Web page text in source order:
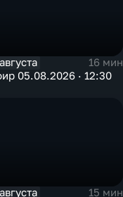
16 мин
05.08.2026 · 12:30
15 мин